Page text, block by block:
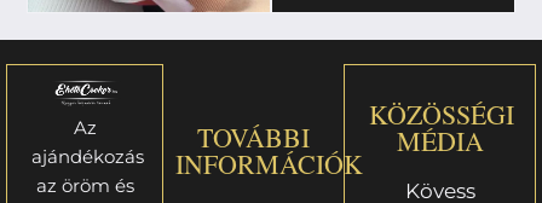
Az
ajándékozás
az öröm és
TOVÁBBI
INFORMÁCIÓK
KÖZÖSSÉGI
MÉDIA
Kövess